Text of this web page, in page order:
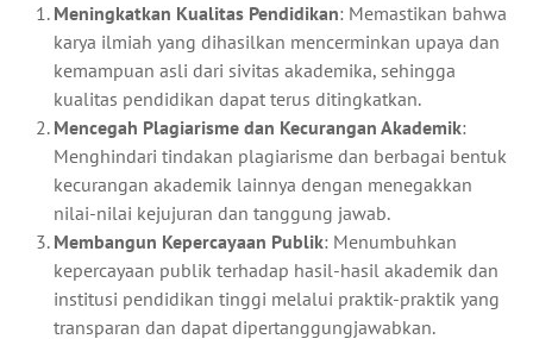
Meningkatkan Kualitas Pendidikan: Memastikan bahwa
karya ilmiah yang dihasilkan mencerminkan upaya dan
kemampuan asli dari sivitas akademika, sehingga
kualitas pendidikan dapat terus ditingkatkan.
Mencegah Plagiarisme dan Kecurangan Akademik:
Menghindari tindakan plagiarisme dan berbagai bentuk
kecurangan akademik lainnya dengan menegakkan
nilai-nilai kejujuran dan tanggung jawab.
Membangun Kepercayaan Publik: Menumbuhkan
kepercayaan publik terhadap hasil-hasil akademik dan
institusi pendidikan tinggi melalui praktik-praktik yang
transparan dan dapat dipertanggungjawabkan.